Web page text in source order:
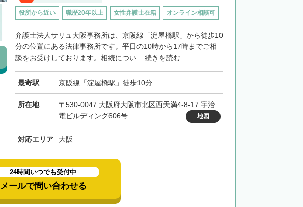
役所から近い 職歴20年以上 女性弁護士在籍 オンライン相談可
弁護士法人サリュ大阪事務所は、京阪線「淀屋橋駅」から徒歩10
分の位置にある法律事務所です。平日の10時から17時までご相
談をお受けしております。相続につい... 続きを読む
最寄駅 京阪線「淀屋橋駅」徒歩10分
所在地
〒530-0047 大阪府大阪市北区西天満4-8-17 宇治
電ビルディング606号
地図
対応エリア 大阪
24時間いつでも受付中
メールで問い合わせる